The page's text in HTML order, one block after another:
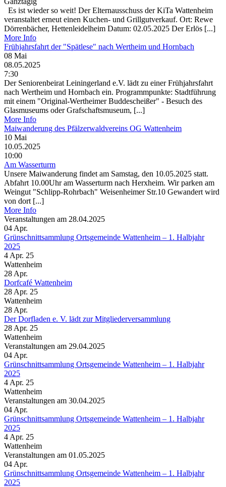
Es ist wieder so weit! Der Elternausschuss der KiTa Wattenheim
veranstaltet erneut einen Kuchen- und Grillgutverkauf. Ort: Rewe
Dörrenbächer, Hettenleidelheim Datum: 02.05.2025 Der Erlös [...]
More Info
Frühjahrsfahrt der "Spätlese" nach Wertheim und Hornbach
08 Mai
08.05.2025
7:30
Der Seniorenbeirat Leiningerland e.V. lädt zu einer Frühjahrsfahrt
nach Wertheim und Hornbach ein. Programmpunkte: Stadtführung
mit einem "Original-Wertheimer Buddescheißer" - Besuch des
Glasmuseums oder Grafschaftsmuseum, [...]
More Info
Maiwanderung des Pfälzerwaldvereins OG Wattenheim
10 Mai
10.05.2025
10:00
Am Wasserturm
Unsere Maiwanderung findet am Samstag, den 10.05.2025 statt.
Abfahrt 10.00Uhr am Wasserturm nach Herxheim. Wir parken am
Weingut "Schlipp-Rohrbach" Weisenheimer Str.10 Gewandert wird
von dort [...]
More Info
Veranstaltungen am 28.04.2025
04 Apr.
Grünschnittsammlung Ortsgemeinde Wattenheim – 1. Halbjahr
2025
4 Apr. 25
Wattenheim
28 Apr.
Dorfcafé Wattenheim
28 Apr. 25
Wattenheim
28 Apr.
Der Dorfladen e. V. lädt zur Mitgliederversammlung
28 Apr. 25
Wattenheim
Veranstaltungen am 29.04.2025
04 Apr.
Grünschnittsammlung Ortsgemeinde Wattenheim – 1. Halbjahr
2025
4 Apr. 25
Wattenheim
Veranstaltungen am 30.04.2025
04 Apr.
Grünschnittsammlung Ortsgemeinde Wattenheim – 1. Halbjahr
2025
4 Apr. 25
Wattenheim
Veranstaltungen am 01.05.2025
04 Apr.
Grünschnittsammlung Ortsgemeinde Wattenheim – 1. Halbjahr
2025